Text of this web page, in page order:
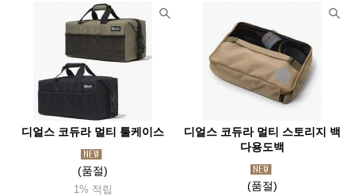
디얼스 코듀라 멀티 툴케이스
(품절)
1% 적립
디얼스 코듀라 멀티 스토리지 백
다용도백
(품절)